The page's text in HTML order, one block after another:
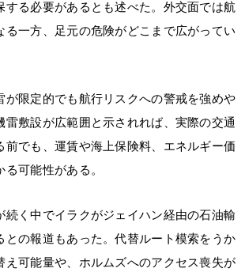
する必要があるとも述べた。外交面では航
る一方、足元の危険がどこまで広がってい
が限定的でも航行リスクへの警戒を強めや
雷敷設が広範囲と示されれば、実際の交通
前でも、運賃や海上保険料、エネルギー価
可能性がある。
続く中でイラクがジェイハン経由の石油輸
との報道もあった。代替ルート模索をうか
え可能量や、ホルムズへのアクセス喪失が